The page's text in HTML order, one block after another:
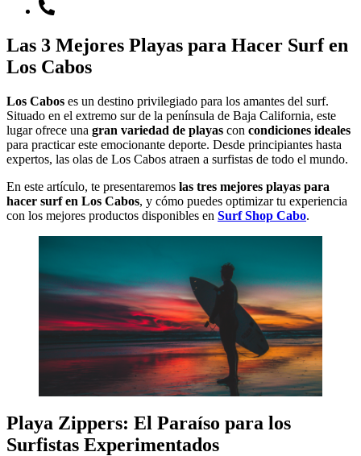
Las 3 Mejores Playas para Hacer Surf en
Los Cabos
Los Cabos es un destino privilegiado para los amantes del surf.
Situado en el extremo sur de la península de Baja California, este
lugar ofrece una gran variedad de playas con condiciones ideales
para practicar este emocionante deporte. Desde principiantes hasta
expertos, las olas de Los Cabos atraen a surfistas de todo el mundo.
En este artículo, te presentaremos las tres mejores playas para
hacer surf en Los Cabos, y cómo puedes optimizar tu experiencia
con los mejores productos disponibles en Surf Shop Cabo.
Playa Zippers: El Paraíso para los
Surfistas Experimentados